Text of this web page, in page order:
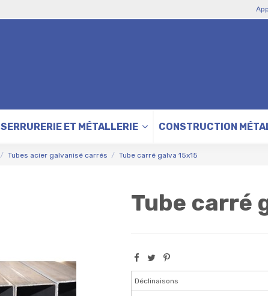
SERRURERIE ET MÉTALLERIE CONSTRUCTION
Tubes acier galvanisé carrés Tube carré galva 15x15
Tube carré
Déclinaisons